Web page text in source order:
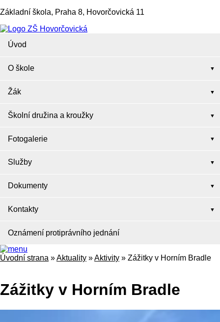
Základní škola, Praha 8, Hovorčovická 11
Úvod
O škole
Žák
Školní družina a kroužky
Fotogalerie
Služby
Dokumenty
Kontakty
Oznámení protiprávního jednání
Úvodní strana »Aktuality »Aktivity » Zážitky v Horním Bradle
Zážitky v Horním Bradle